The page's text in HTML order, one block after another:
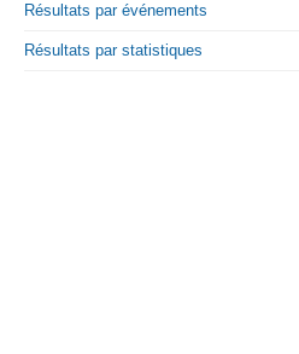
Médias
Résultats par événements
Résultats par statistiques